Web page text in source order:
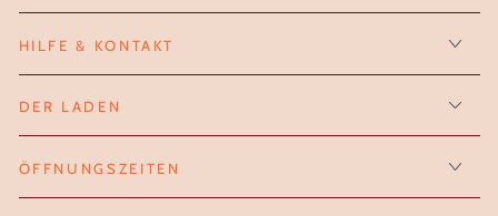
HILFE & KONTAKT
DER LADEN
ÖFFNUNGSZEITEN